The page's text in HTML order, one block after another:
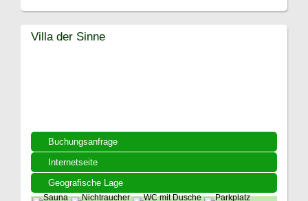
Buchungsanfrage
Internetseite
Geografische Lage
Villa der Sinne